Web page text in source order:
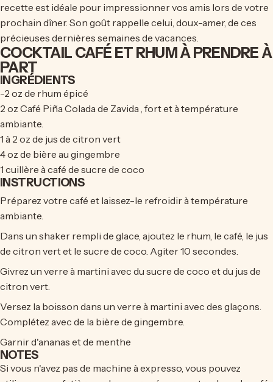
recette est idéale pour impressionner vos amis lors de votre
prochain dîner. Son goût rappelle celui, doux-amer, de ces
précieuses dernières semaines de vacances.
COCKTAIL CAFÉ ET RHUM À PRENDRE À
PART
INGRÉDIENTS
-2 oz de rhum épicé
2 oz Café Piña Colada de Zavida , fort et à température
ambiante.
1 à 2 oz de jus de citron vert
4 oz de bière au gingembre
1 cuillère à café de sucre de coco
INSTRUCTIONS
Préparez votre café et laissez-le refroidir à température
ambiante.
Dans un shaker rempli de glace, ajoutez le rhum, le café, le jus
de citron vert et le sucre de coco. Agiter 10 secondes.
Givrez un verre à martini avec du sucre de coco et du jus de
citron vert.
Versez la boisson dans un verre à martini avec des glaçons.
Complétez avec de la bière de gingembre.
Garnir d'ananas et de menthe
NOTES
Si vous n'avez pas de machine à expresso, vous pouvez